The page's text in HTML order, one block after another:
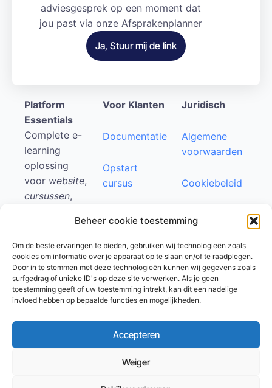
Beheer cookie toestemming
Om de beste ervaringen te bieden, gebruiken wij technologieën zoals
cookies om informatie over je apparaat op te slaan en/of te raadplegen.
Door in te stemmen met deze technologieën kunnen wij gegevens zoals
surfgedrag of unieke ID's op deze site verwerken. Als je geen
toestemming geeft of uw toestemming intrekt, kan dit een nadelige
invloed hebben op bepaalde functies en mogelijkheden.
Accepteren
Weiger
adviesgesprek op een moment dat
jou past via onze Afsprakenplanner
Ja, Stuur mij de link
Platform
Essentials
Complete e-
learning
oplossing
voor website,
cursussen,
Start gratis
met Platform
Essentials
Gratis
kennismakingsgesprek
Voor Klanten
Documentatie
Opstart
cursus
Support
Affiliate
worden
Testimonial
Juridisch
Algemene
voorwaarden
Cookiebeleid
Privacyverklaring
Impressum
Disclaimer